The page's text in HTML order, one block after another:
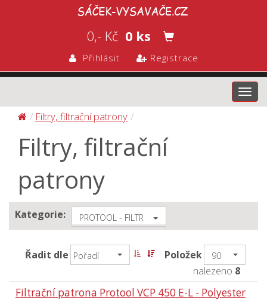
0,- Kč 0 ks
Přihlásit Registrace
Filtry, filtrační patrony
Filtry, filtrační
patrony
Kategorie: PROTOOL - FILTR
Řadit dle Pořadí Položek 90
nalezeno 8
Filtrační patrona Protool VCP 450 E-L - Polyester